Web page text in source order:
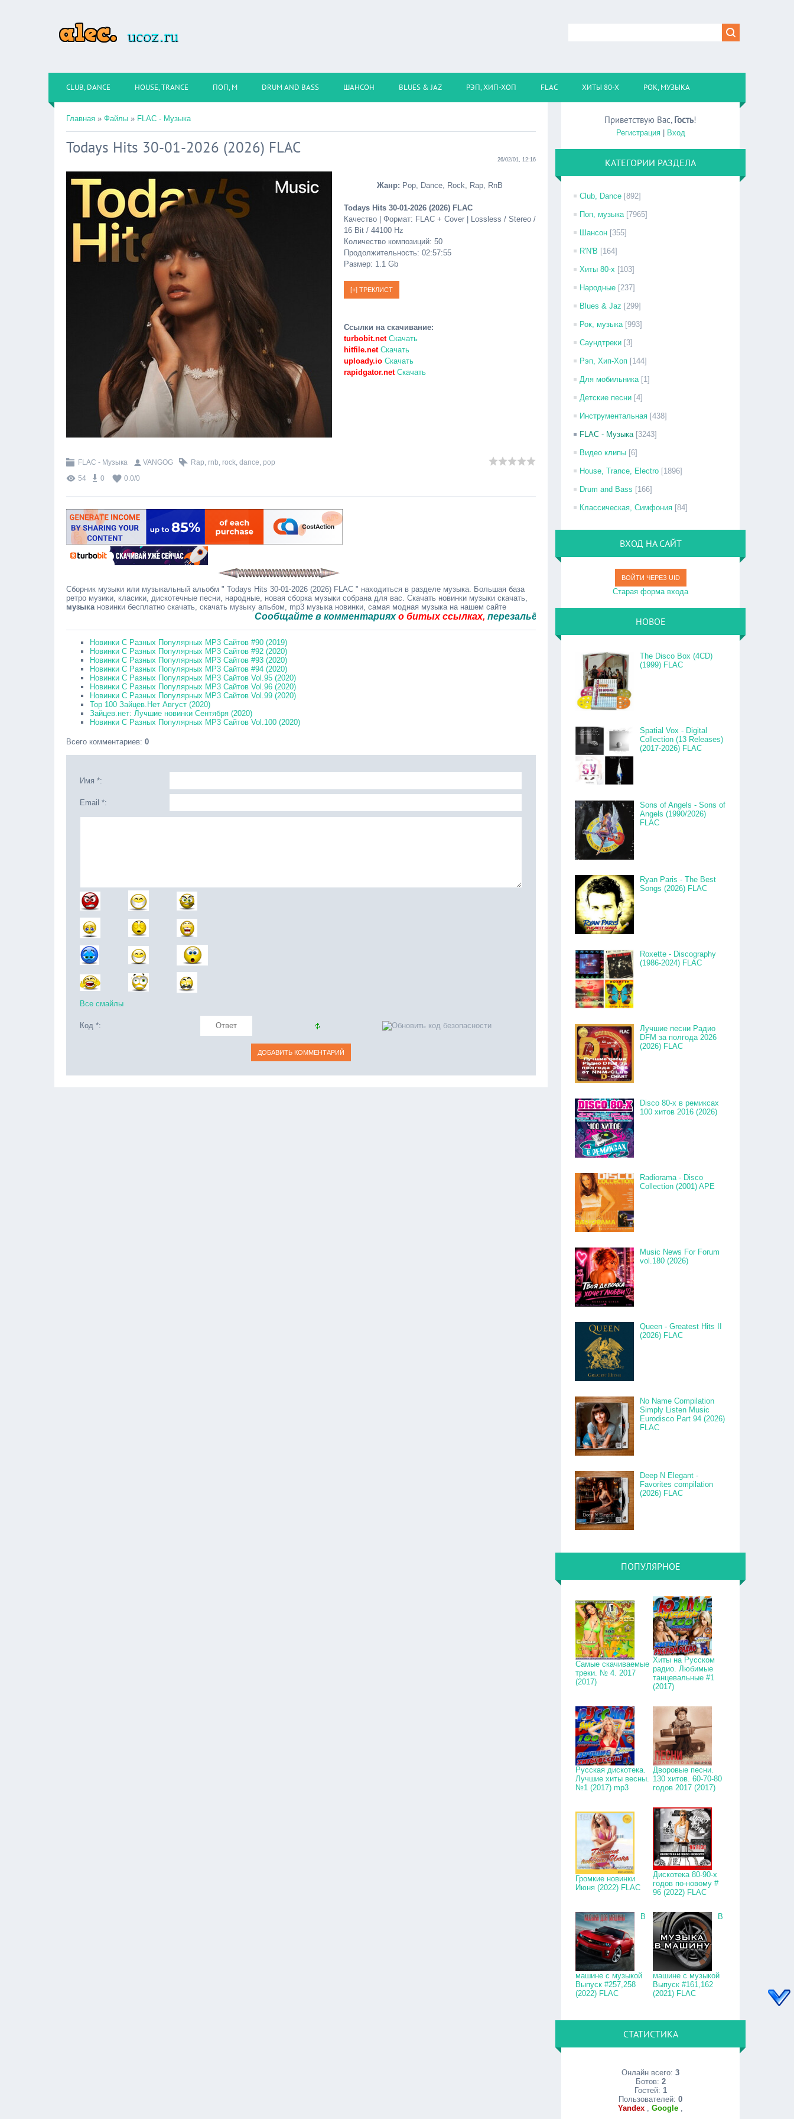
CLUB, DANCE HOUSE, TRANCE ПОП, М DRUM AND BASS ШАНСОН BLUES & JAZ РЭП, ХИП-ХОП FLAC ХИТЫ 80-Х РОК, МУЗЫКА
Главная » Файлы » FLAC - Музыка
Todays Hits 30-01-2026 (2026) FLAC
26/02/01, 12:16
Жанр: Pop, Dance, Rock, Rap, RnB
Todays Hits 30-01-2026 (2026) FLAC
Качество | Формат: FLAC + Cover | Lossless / Stereo /
16 Bit / 44100 Hz
Количество композиций: 50
Продолжительность: 02:57:55
Размер: 1.1 Gb
Ссылки на скачивание:
turbobit.netСкачать
hitfile.netСкачать
uploady.io Скачать
rapidgator.netСкачать
FLAC - Музыка VANGOG Rap, rnb, rock, dance, pop
54
0 0.0/0
Сборник музыки или музыкальный альобм " Todays Hits 30-01-2026 (2026) FLAC " находиться в разделе музыка. Большая база
ретро музики, класики, дискотечные песни, народные, новая сборка музыки собрана для вас. Скачать новинки музыки скачать,
музыкановинки бесплатно скачать, скачать музыку альбом, mp3 музыка новинки, самая модная музыка на нашем сайте
Сообщайте в комментарияхо битых ссылках,перезальём быстро.
Новинки С Разных Популярных MP3 Сайтов #90 (2019)
Новинки С Разных Популярных MP3 Сайтов #92 (2020)
Новинки С Разных Популярных MP3 Сайтов #93 (2020)
Новинки С Разных Популярных MP3 Сайтов #94 (2020)
Новинки С Разных Популярных MP3 Сайтов Vol.95 (2020)
Новинки С Разных Популярных MP3 Сайтов Vol.96 (2020)
Новинки С Разных Популярных MP3 Сайтов Vol.99 (2020)
Top 100 Зайцев.Нет Август (2020)
Зайцев.нет: Лучшие новинки Сентября (2020)
Новинки С Разных Популярных MP3 Сайтов Vol.100 (2020)
Всего комментариев: 0
Имя *:
Email *:
Все смайлы
Код *:
Приветствую Вас, Гость!
Регистрация| Вход
КАТЕГОРИИ РАЗДЕЛА
Club, Dance [892]
Поп, музыка [7965]
Шансон [355]
R'N'B [164]
Хиты 80-х [103]
Народные [237]
Blues & Jaz [299]
Рок, музыка [993]
Саундтреки [3]
Рэп, Хип-Хоп [144]
Для мобильника [1]
Детские песни [4]
Инструментальная [438]
FLAC - Музыка [3243]
Видео клипы [6]
House, Trance, Electro [1896]
Drum and Bass [166]
Классическая, Симфония [84]
ВХОД НА САЙТ
ВОЙТИ ЧЕРЕЗ UID
Старая форма входа
НОВОЕ
The Disco Box (4CD)
(1999) FLAC
Spatial Vox - Digital
Collection (13 Releases)
(2017-2026) FLAC
Sons of Angels - Sons of
Angels (1990/2026)
FLAC
Ryan Paris - The Best
Songs (2026) FLAC
Roxette - Discography
(1986-2024) FLAC
Лучшие песни Радио
DFM за полгода 2026
(2026) FLAC
Disco 80-x в ремиксах
100 хитов 2016 (2026)
Radiorama - Disco
Collection (2001) APE
Music News For Forum
vol.180 (2026)
Queen - Greatest Hits II
(2026) FLAC
No Name Compilation
Simply Listen Music
Eurodisco Part 94 (2026)
FLAC
Deep N Elegant -
Favorites compilation
(2026) FLAC
ПОПУЛЯРНОЕ
Самые скачиваемые
треки. № 4. 2017
(2017)
Хиты на Русском
радио. Любимые
танцевальные #1
(2017)
Русская дискотека.
Лучшие хиты весны.
№1 (2017) mp3
Дворовые песни.
130 хитов. 60-70-80
годов 2017 (2017)
Громкие новинки
Июня (2022) FLAC
Дискотека 80-90-х
годов по-новому #
96 (2022) FLAC
В
машине с музыкой
Выпуск #257,258
(2022) FLAC
В
машине с музыкой
Выпуск #161,162
(2021) FLAC
СТАТИСТИКА
Онлайн всего:3
Ботов: 2
Гостей: 1
Пользователей:0
Yandex ,Google ,